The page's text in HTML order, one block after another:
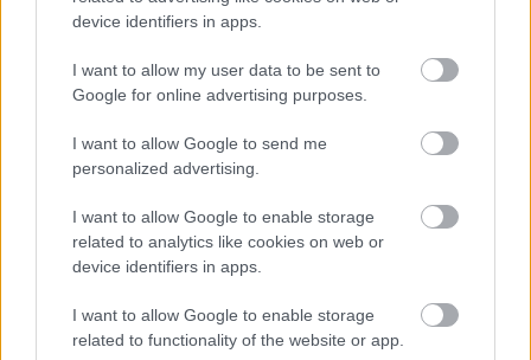
device identifiers in apps.
I want to allow my user data to be sent to
Google for online advertising purposes.
I want to allow Google to send me
personalized advertising.
I want to allow Google to enable storage
related to analytics like cookies on web or
device identifiers in apps.
I want to allow Google to enable storage
related to functionality of the website or app.
@Zabalint: Azon gondolkodtam, hogy valószínűleg
szolgáltatás minősége - itt, ahol én lakom, szerintem
kifejezetten jó. E hét keddjén adtak fel nekem nagy
csomagot postával, csütörtök reggel itt volt szépen,
kulturáltan. A helyi kispostai dolgozók is nagyon
segítőkészek. Az állandó postásunk megadta a
mobilszámát, amin ő ugyan nem hívhat, de őt lehet
hívni, pl. ha épp elmennél itthonról, fel lehet hívni,
hogy merre jár, érdemes-e várnod rá. Az is igaz, hogy
egyszer volt egy helyettesítő postásunk, hetekig, na ő
kritikán aluli volt minden szempontból. Ahogy az
egyik Bud Spencer-filmben elhangzott (valahogy